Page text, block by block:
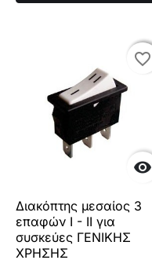

favorite_border
favorite_border
Διακόπτης μεσαίος 3
επαφών I - II για
συσκεύες ΓΕΝΙΚΗΣ
ΧΡΗΣΗΣ